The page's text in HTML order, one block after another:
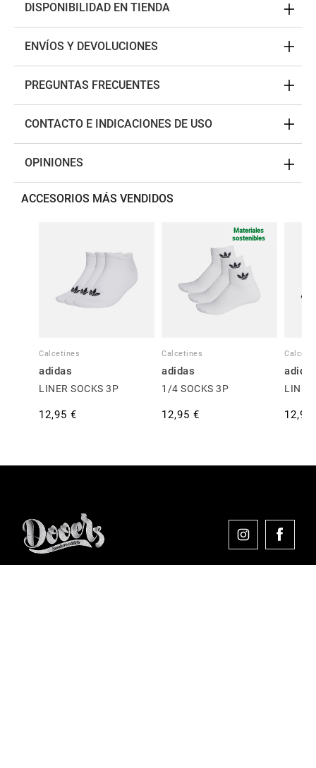
DISPONIBILIDAD EN TIENDA
ENVÍOS Y DEVOLUCIONES
PREGUNTAS FRECUENTES
CONTACTO E INDICACIONES DE USO
OPINIONES
ACCESORIOS MÁS VENDIDOS
Calcetines
adidas
LINER SOCKS 3P
12,95 €
Materiales
sostenibles
Calcetines
adidas
1/4 SOCKS 3P
12,95 €
LINER
12,95